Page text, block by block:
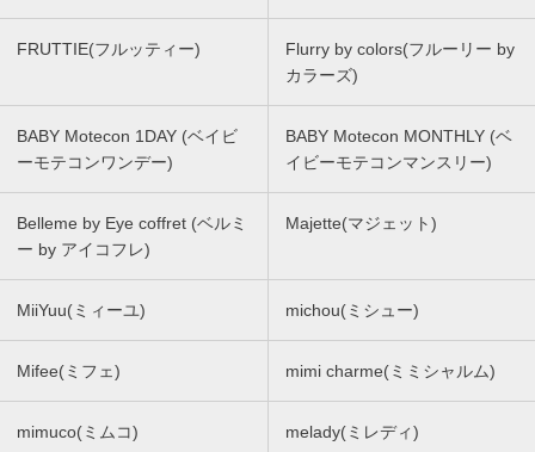
FRUTTIE(フルッティー)
Flurry by colors(フルーリー by
カラーズ)
BABY Motecon 1DAY (ベイビ
ーモテコンワンデー)
BABY Motecon MONTHLY (ベ
イビーモテコンマンスリー)
Belleme by Eye coffret (ベルミ
ー by アイコフレ)
Majette(マジェット)
MiiYuu(ミィーユ) michou(ミシュー)
Mifee(ミフェ) mimi charme(ミミシャルム)
mimuco(ミムコ) melady(ミレディ)